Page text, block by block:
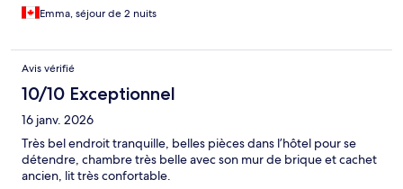
Emma, séjour de 2 nuits
Avis vérifié
10/10 Exceptionnel
16 janv. 2026
Très bel endroit tranquille, belles pièces dans l’hôtel pour se
détendre, chambre très belle avec son mur de brique et cachet
ancien, lit très confortable.